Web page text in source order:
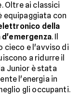
Oltre ai classici
equipaggiata con
della
d'emergenza. Il
cieco e l'avviso di
a ridurre il
Junior è stata
l'energia in
gli occupanti.